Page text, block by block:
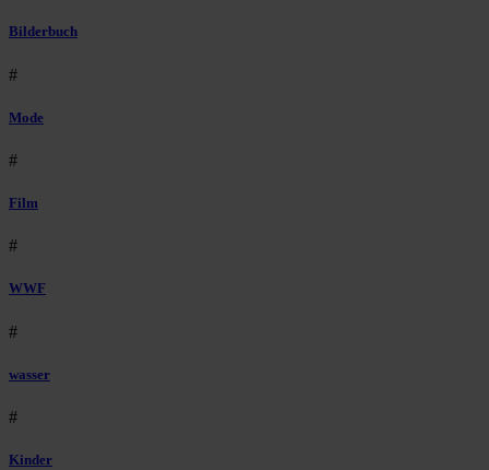
Bilderbuch
#
Mode
#
Film
#
WWF
#
wasser
#
Kinder